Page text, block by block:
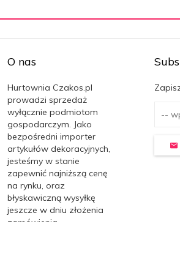
O nas
Hurtownia Czakos.pl
prowadzi sprzedaż
wyłącznie podmiotom
gospodarczym. Jako
bezpośredni importer
artykułów dekoracyjnych,
jesteśmy w stanie
zapewnić najniższą cenę
na rynku, oraz
błyskawiczną wysyłkę
jeszcze w dniu złożenia
zamówienia.